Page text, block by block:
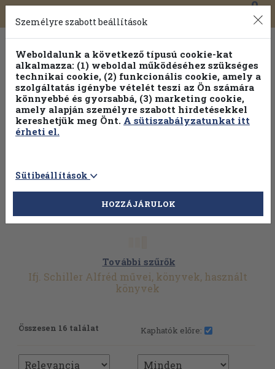
Toggle
navigation
0
További szűrők
Ifj. Schiller Alfréd művei, könyvek, használt
könyvek
Összesen 16 találat Kaphatók előre:
Személyre szabott beállítások
Weboldalunk a következő típusú cookie-kat
alkalmazza: (1) weboldal működéséhez szükséges
technikai cookie, (2) funkcionális cookie, amely a
szolgáltatás igénybe vételét teszi az Ön számára
könnyebbé és gyorsabbá, (3) marketing cookie,
amely alapján személyre szabott hirdetésekkel
kereshetjük meg Önt. A sütiszabályzatunkat itt
érheti el.
Sütibeállítások
HOZZÁJÁRULOK